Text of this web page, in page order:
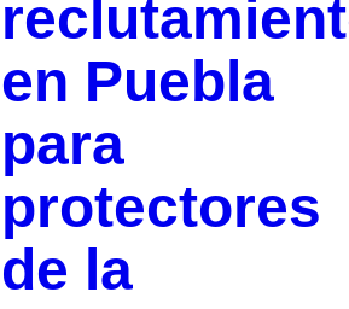
en Puebla
para
protectores
de la